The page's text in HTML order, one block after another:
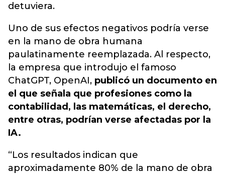
detuviera.
Uno de sus efectos negativos podría verse
en la mano de obra humana
paulatinamente reemplazada. Al respecto,
la empresa que introdujo el famoso
ChatGPT, OpenAI, publicó un documento en
el que señala que profesiones como la
contabilidad, las matemáticas, el derecho,
entre otras, podrían verse afectadas por la
IA.
“Los resultados indican que
aproximadamente 80% de la mano de obra